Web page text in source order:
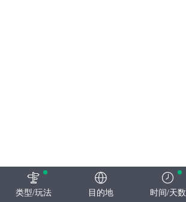
类型/玩法 目的地 时间/天数